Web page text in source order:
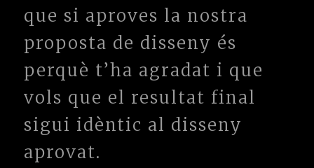
que si aproves la nostra
proposta de disseny és
perquè t’ha agradat i que
vols que el resultat final
sigui idèntic al disseny
aprovat.